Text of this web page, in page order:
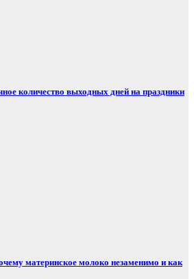
количество выходных дней на праздники
материнское молоко незаменимо и как